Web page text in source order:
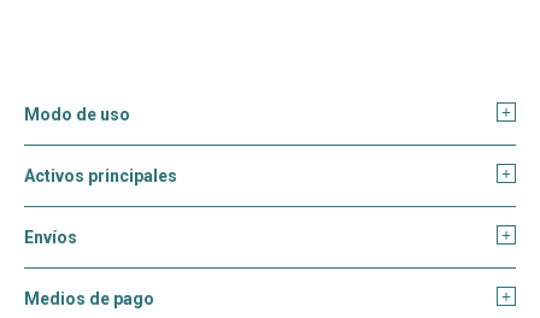
Modo de uso
Activos principales
Envíos
Medios de pago